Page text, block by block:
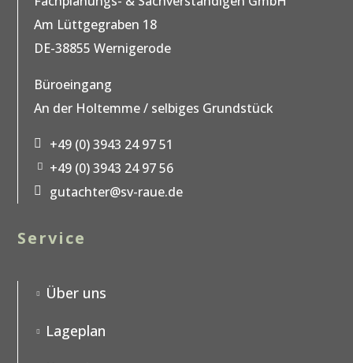
Am Lüttgegraben 18
DE-38855 Wernigerode
Büroeingang
An der Holtemme / selbiges Grundstück
h
o
n
o
n
+49 (0) 3943 24 97 51
x
+49 (0) 3943 24 97 56
ic
gutachter@sv-raue.de
Service
o
Über uns
Lageplan